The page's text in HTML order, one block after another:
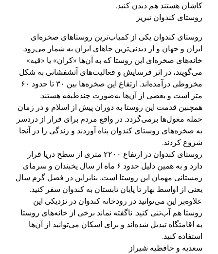
کاشان هستند هم دیدن کنید.
روستای کندوان تبریز
روستای کندوان یکی از کمیاب‌ترین روستاهای صخره‌ای
ایران و جهان و از دیدنی‌ترین جاهای ایران به شمار می‌رود.
خانه‌های صخره‌ای این روستا که به آن‌ها «کران» یا «قیه»
می‌گویند، در اثر فرسایش و فعالیت‌های آتشفشانی به شکل
مخروطی درآمده‌اند. ارتفاع این صخره‌ها بین ۳۰ تا حدود ۶۰
متر است و بعضی از آن‌ها به‌صورت چندطبقه هستند.
همچنین قدمت این روستا به دوران پیش از اسلام و در زمان
حمله مغول‌ها برمی‌گردد. در واقع مردم برای فرار از دردسر
به صخره‌های روستای کندوان پناه آوردند و زندگی را در آنجا
شروع کردند.
روستای کندوان در ارتفاع ۲۲۰۰ متری از سطح دریا قرار
دارد و به همین دلیل حدود ۶ ماه از سال یخبندان و سرمای
زمستانی مهمان این روستا است. بنابراین در فصل گرم سال
یعنی از اواسط بهار تا پایان تابستان به کندوان سفر کنید.
علاوه‌بر این می‌توانید در رودخانه کندوان در نزدیکی این
روستا هم آب‌تنی کنید. ناگفته نماند برخی از خانه‌های روستا
به اقامتگاه تبدیل شده‌اند و برای اسکان می‌توانید از آن‌ها
استفاده کنید.
سعدیه و حافظیه شیراز